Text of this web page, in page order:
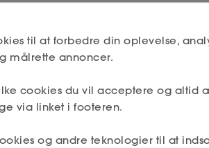
handler om din tidligere
om, at du skal sælge dig selv på
et effektivt CV.
til at forbedre din oplevelse,
målrette annoncer.
cookies du vil acceptere og altid
via linket i footeren.
og andre teknologier til at